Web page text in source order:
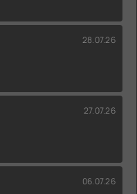
28.07.26
27.07.26
06.07.26